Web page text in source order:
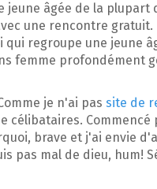
jeune âgée de la
une rencontre gratuit.
regroupe une jeune
femme profondément
je n'ai pas site de
célibataires.
brave et j'ai envie
pas mal de dieu, hum!